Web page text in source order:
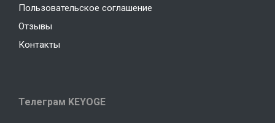
Пользовательское соглашение
Отзывы
Контакты
Телеграм KEYOGE